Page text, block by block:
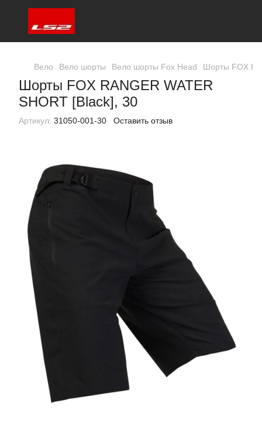
Вело Вело шорты Вело шорты Fox Head Шорты FOX
Шорты FOX RANGER WATER
SHORT [Black], 30
Артикул: 31050-001-30 Оставить отзыв